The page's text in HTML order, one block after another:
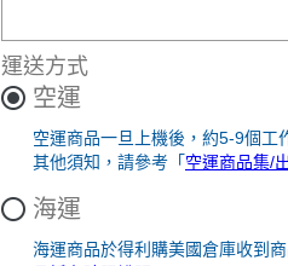
運送方式
空運
空運商品一旦上機後，約5-9個工
其他須知，請參考「 空運商品集/
海運
海運商品於得利購美國倉庫收到